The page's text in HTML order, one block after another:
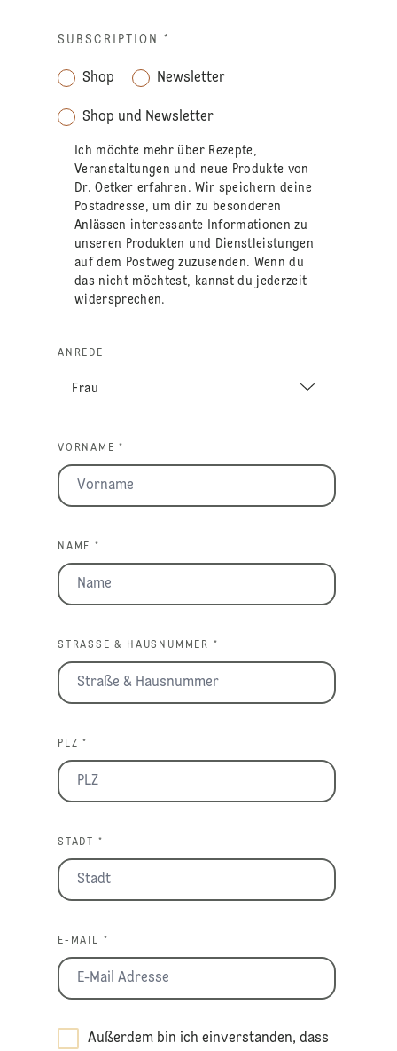
SUBSCRIPTION *
Shop Newsletter
Shop und Newsletter
Ich möchte mehr über Rezepte,
Veranstaltungen und neue Produkte von
Dr. Oetker erfahren. Wir speichern deine
Postadresse, um dir zu besonderen
Anlässen interessante Informationen zu
unseren Produkten und Dienstleistungen
auf dem Postweg zuzusenden. Wenn du
das nicht möchtest, kannst du jederzeit
widersprechen.
ANREDE
VORNAME *
NAME *
STRASSE & HAUSNUMMER *
PLZ *
STADT *
E-MAIL *
Außerdem bin ich einverstanden, dass